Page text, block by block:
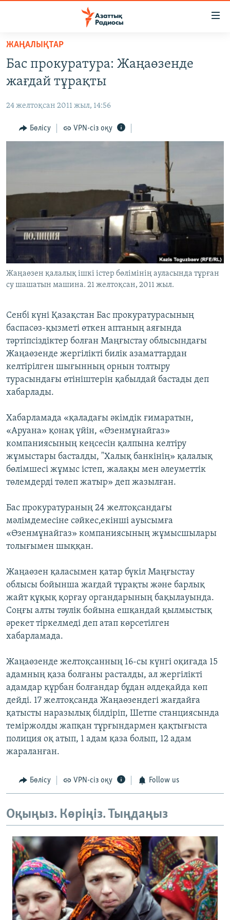
Skip
main
content
to
Navigation
Skip
САЯСАТ
ҚАҢТАР ОҚИҒАСЫ
АДАМ ҚҰҚЫҚТАРЫ
Русский
ЖАЗЫЛЫҢЫЗ
Басқа тілдерде
ЖАҢАЛЫҚТАР
Бас прокуратура: Жаңаөзенде
жағдай тұрақты
24 желтоқсан 2011 жыл, 14:56
Бөлісу VPN-сіз оқу
Жаңаөзен қалалық ішкі істер бөлімінің ауласында тұрған
су шашатын машина. 21 желтоқсан, 2011 жыл.
Сенбі күні Қазақстан Бас прокуратурасының
баспасөз-қызметі өткен аптаның аяғында
тәртіпсіздіктер болған Маңғыстау облысындағы
Жаңаөзенде жергілікті билік азаматтардан
келтірілген шығынның орнын толтыру
турасындағы өтініштерін қабылдай бастады деп
хабарлады.
Хабарламада «қаладағы әкімдік ғимаратын,
«Аруана» қонақ үйін, «Өзенмұнайгаз»
компаниясының кеңсесін қалпына келтіру
жұмыстары басталды, "Халық банкінің» қалалық
бөлімшесі жұмыс істеп, жалақы мен әлеуметтік
төлемдерді төлеп жатыр» деп жазылған.
Бас прокуратураның 24 желтоқсандағы
мәлімдемесіне сәйкес,екінші ауысымға
«Өзенмұнайгаз» компаниясының жұмысшылары
толығымен шыққан.
Жаңаөзен қаласымен қатар бүкіл Маңғыстау
облысы бойынша жағдай тұрақты және барлық
жайт құқық қорғау органдарының бақылауында.
Соңғы алты тәулік бойына ешқандай қылмыстық
әрекет тіркелмеді деп атап көрсетілген
хабарламада.
Жаңаөзенде желтоқсанның 16-сы күнгі оқиғада 15
адамның қаза болғаны расталды, ал жергілікті
адамдар құрбан болғандар бұдан әлдеқайда көп
дейді. 17 желтоқсанда Жаңаөзендегі жағдайға
қатысты наразылық білдіріп, Шетпе станциясында
теміржолды жапқан тұрғындармен қақтығыста
полиция оқ атып, 1 адам қаза болып, 12 адам
жараланған.
Бөлісу VPN-сіз оқу Follow us
Оқыңыз. Көріңіз. Тыңдаңыз